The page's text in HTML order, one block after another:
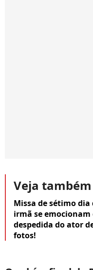
Veja também
Missa de sétimo
irmã se
despedida do ator
fotos!